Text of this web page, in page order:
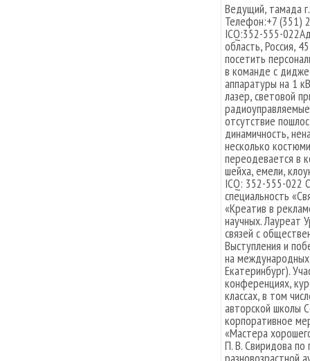
Ведущий, тамада
Телефон:+7 (351)
ICQ:352-555-
область, Россия,
посетить
в команде с
аппаратуры на 1
лазер, световой
отсутствие
динамичность,
несколько
переодевается в
шейха, емели,
ICQ: 352-555-022
специальность
«Креатив в
научных. Лауреат
связей с
Выступления и
на
Екатеринбург).
конференциях,
классах, в том
авторской школы
корпоративное
«Мастера
П. В. Свиридова